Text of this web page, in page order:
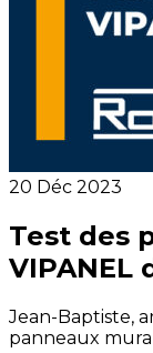
20 Déc 2023
Test des
VIPANEL
Jean-Baptiste,
panneaux